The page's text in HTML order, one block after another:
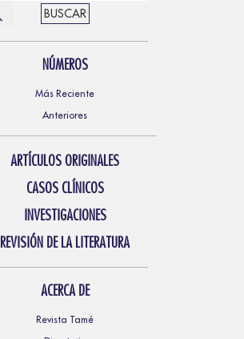
BUSCAR
NÚMEROS
Más Reciente
Anteriores
ARTÍCULOS ORIGINALES
CASOS CLÍNICOS
INVESTIGACIONES
REVISIÓN DE LA LITERATURA
ACERCA DE
Revista Tamé